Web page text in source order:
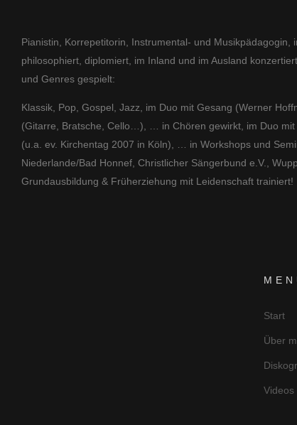
Pianistin, Korrepetitorin, Instrumental- und
philosophiert, diplomiert, im Inland und im Ausland
und Genres gespielt:
Klassik, Pop, Gospel, Jazz, im Duo mit Gesang (Werner
(Gitarre, Bratsche, Cello…), … in Chören gewirkt, im Duo
(u.a. ev. Kirchentag 2007 in Köln), … in Workshops und
Niederlande/Bad Honnef, Christlicher Sängerbund e.V.,
Grundausbildung & Früherziehung mit Leidenschaft trainiert!
Start
Über
Videos